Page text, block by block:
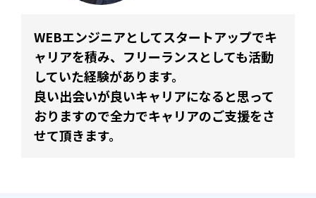
WEBエンジニアとしてスタートアップでキ
ャリアを積み、フリーランスとしても活動
していた経験があります。
良い出会いが良いキャリアになると思って
おりますので全力でキャリアのご支援をさ
せて頂きます。